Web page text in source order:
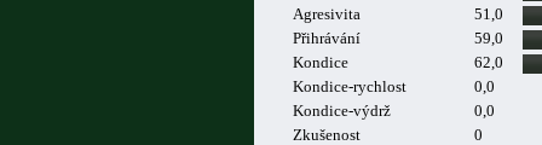
Agresivita
51,0
Přihrávání
59,0
Kondice
62,0
Kondice-rychlost
0,0
Kondice-výdrž
0,0
Zkušenost
0